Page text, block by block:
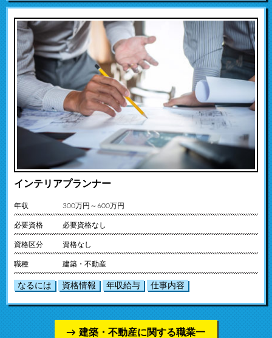
インテリアプランナー
年収 300万円～600万円
必要資格 必要資格なし
資格区分 資格なし
職種 建築・不動産
なるには 資格情報 年収給与 仕事内容
建築・不動産に関する職業一